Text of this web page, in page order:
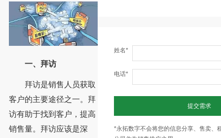
一、拜访
拜访是销售人员获取
客户的主要途径之一。拜
访有助于找到客户，提高
销售量。拜访应该是深
姓名*
电话*
提交需求
*永拓数字不会将您的信息分享、售卖、